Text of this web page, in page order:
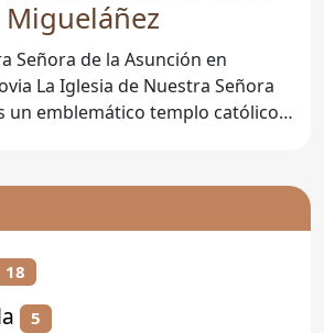
Señora de la Asunción en
Señora
un emblemático templo católico
18
5